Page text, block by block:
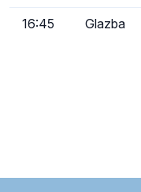
16:45 Glazba